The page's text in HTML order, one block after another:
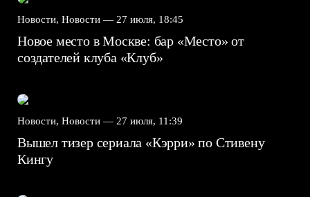
Новости, Новости — 27 июля, 18:45
Новое место в Москве: бар «Место» от
создателей клуба «Клуб»
Новости, Новости — 27 июля, 11:39
Вышел тизер сериала «Кэрри» по Стивену
Кингу